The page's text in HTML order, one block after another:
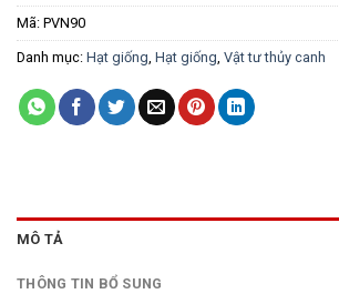
Mã: PVN90
Danh mục: Hạt giống Hạt giống Vật tư thủy canh
MÔ TẢ
THÔNG TIN BỔ SUNG